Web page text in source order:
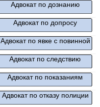
Адвокат по дознанию
Адвокат по допросу
Адвокат по явке с повинной
Адвокат по следствию
Адвокат по показаниям
Адвокат по отказу полиции